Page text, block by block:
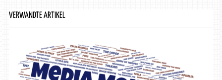
VERWANDTE ARTIKEL